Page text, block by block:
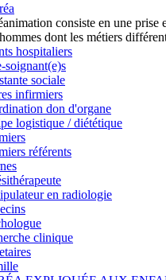
consiste en une prise
dont les métiers
hospitaliers
soignant(e)s
sociale
infirmiers
don d'organe
logistique / diététique
référents
en radiologie
clinique